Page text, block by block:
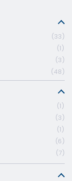
33
1
3
48
1
3
1
6
7